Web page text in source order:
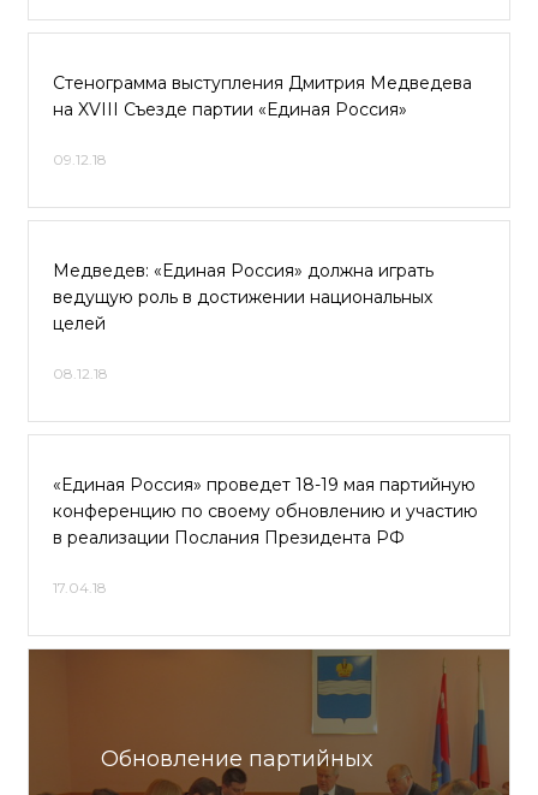
Стенограмма выступления Дмитрия Медведева
на XVIII Съезде партии «Единая Россия»
09.12.18
Медведев: «Единая Россия» должна играть
ведущую роль в достижении национальных
целей
08.12.18
«Единая Россия» проведет 18-19 мая партийную
конференцию по своему обновлению и участию
в реализации Послания Президента РФ
17.04.18
Обновление партийных